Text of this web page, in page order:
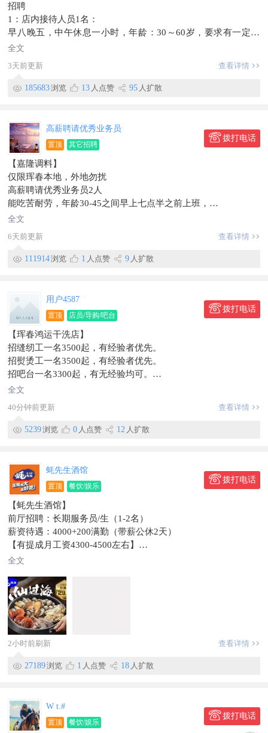
招聘
1：店内接待人员1名：
早八晚五，中午休息一小时，年龄：30～60岁，要求有一定的
语言表达能力，沟通能力，懂朝语，朝鲜族优先，
2：前方发单人员1名：
年龄不限，早八晚五，中午休息一小时，
要求：年龄35～60岁，有一定的保健品销售经验，
薪资：3000加提成，月收入6000元以上
早八晚五中午休息一小时
联系电话：183~4335~4444虞
地址:边检住宅门市
信息有效期到2026/09/20
全文
3天前更新
查看详情
185683浏览 13 人点赞 95 人扩散
高薪聘请优秀业务员
置顶 其它招聘
拨打电话
【嘉隆调料】
仅限珲春本地，外地勿扰
高薪聘请优秀业务员2人
能吃苦耐劳，年龄30-45之间早上七点半之前上班，
四点半下班中午管饭，
工资3000+提成
工作地点西市场
全文
6天前更新
查看详情
111914浏览 1 人点赞 9 人扩散
用户4587
置顶 店员/导购/吧台
拨打电话
【珲春鸿运干洗店】
招缝纫工一名3500起，有经验者优先。
招熨烫工一名3500起，有经验者优先。
招吧台一名3300起，有无经验均可。
地址-东市场附近
信息有效期到9月30日
全文
40分钟前更新
查看详情
5239浏览 0 人点赞 12 人扩散
蚝先生酒馆
置顶 餐饮/娱乐
拨打电话
【蚝先生酒馆】
前厅招聘：长期服务员/生（1-2名）
薪资待遇：4000+200满勤（带薪公休2天）
【有提成月工资4300-4500左右】
工作时间：中午11点到23点（下午2点到4点休息）
做好自己的本职工作即可！
联系电话：136～1443～2123
【烧烤店另招】
前厅服务员1人（有工作经验者优先）
薪资待遇：4000+200满勤，带薪公休2天
工作时间：15点到凌晨2点
联系电话：188～4437～8989
全文
2小时前刷新 查看详情
27189浏览 1 人点赞 18 人扩散
W t.#
置顶 餐饮/娱乐
拨打电话